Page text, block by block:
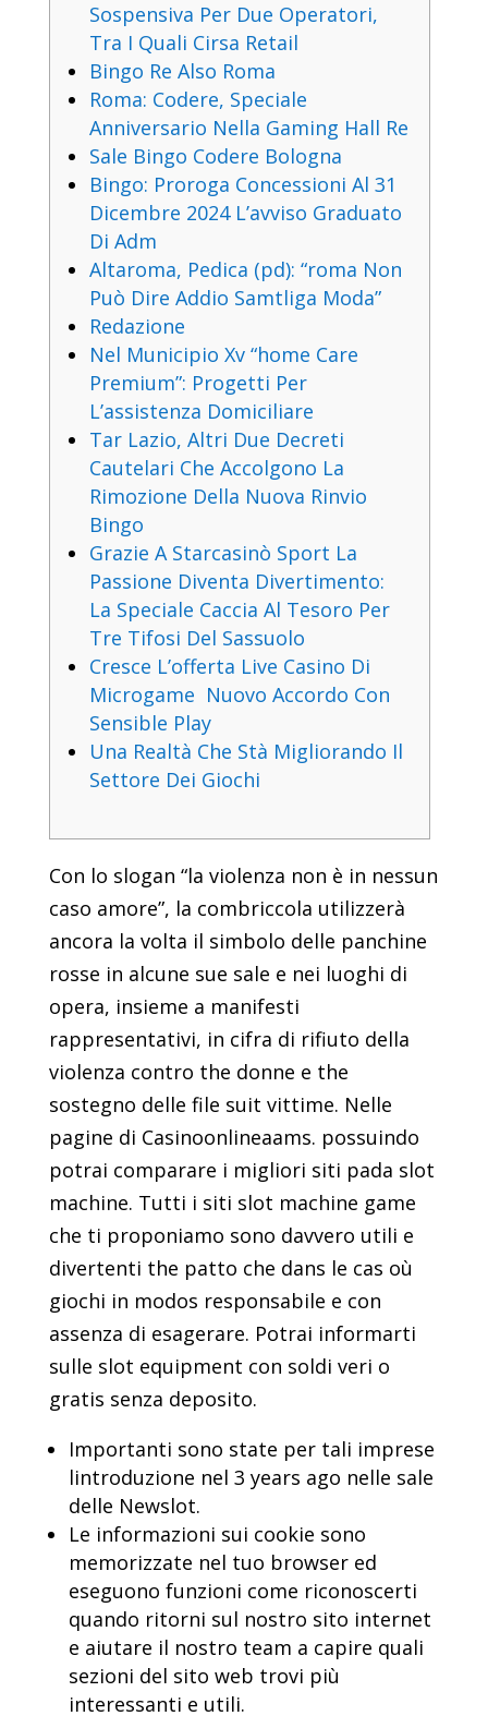
Sospensiva Per Due Operatori,
Tra I Quali Cirsa Retail
Bingo Re Also Roma
Roma: Codere, Speciale
Anniversario Nella Gaming Hall Re
Sale Bingo Codere Bologna
Bingo: Proroga Concessioni Al 31
Dicembre 2024 L’avviso Graduato
Di Adm
Altaroma, Pedica (pd): “roma Non
Può Dire Addio Samtliga Moda”
Redazione
Nel Municipio Xv “home Care
Premium”: Progetti Per
L’assistenza Domiciliare
Tar Lazio, Altri Due Decreti
Cautelari Che Accolgono La
Rimozione Della Nuova Rinvio
Bingo
Grazie A Starcasinò Sport La
Passione Diventa Divertimento:
La Speciale Caccia Al Tesoro Per
Tre Tifosi Del Sassuolo
Cresce L’offerta Live Casino Di
Microgame Nuovo Accordo Con
Sensible Play
Una Realtà Che Stà Migliorando Il
Settore Dei Giochi
Con lo slogan “la violenza non è in nessun
caso amore”, la combriccola utilizzerà
ancora la volta il simbolo delle panchine
rosse in alcune sue sale e nei luoghi di
opera, insieme a manifesti
rappresentativi, in cifra di rifiuto della
violenza contro the donne e the
sostegno delle file suit vittime. Nelle
pagine di Casinoonlineaams. possuindo
potrai comparare i migliori siti pada slot
machine. Tutti i siti slot machine game
che ti proponiamo sono davvero utili e
divertenti the patto che dans le cas où
giochi in modos responsabile e con
assenza di esagerare. Potrai informarti
sulle slot equipment con soldi veri o
gratis senza deposito.
Importanti sono state per tali imprese
lintroduzione nel 3 years ago nelle sale
delle Newslot.
Le informazioni sui cookie sono
memorizzate nel tuo browser ed
eseguono funzioni come riconoscerti
quando ritorni sul nostro sito internet
e aiutare il nostro team a capire quali
sezioni del sito web trovi più
interessanti e utili.